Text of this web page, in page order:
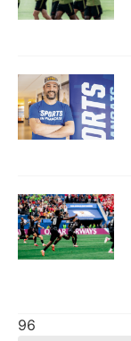
96